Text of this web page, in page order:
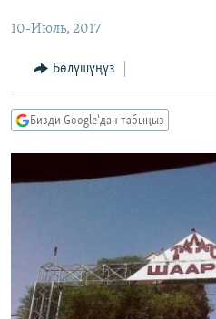
МАДАНИЯТ
ТВ ПРОГРАММАЛАР
БҮГҮН АЗАТТЫКТА
ЫҢГАЙСЫЗ СУРООЛОР
ПОДКАСТ
Русский
10-Июль, 2017
Бөлүшүңүз
Бизди Google'дан табыңыз